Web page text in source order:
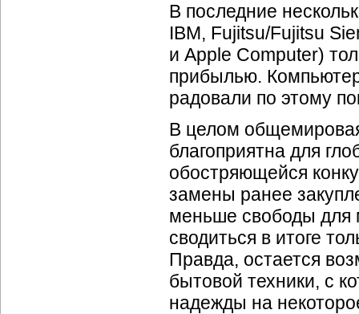
В последние
IBM, Fujitsu/Fujitsu
и Apple Computer)
прибылью.
радовали по этому
В целом
благоприятна для
обостряющейся
замены ранее
меньше свободы для
сводиться в итоге
Правда, остается
бытовой техники, с
надежды на